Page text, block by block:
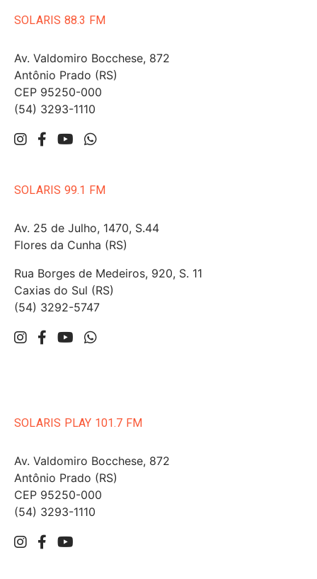
SOLARIS 88.3 FM
Av. Valdomiro Bocchese, 872
Antônio Prado (RS)
CEP 95250-000
(54) 3293-1110
SOLARIS 99.1 FM
Av. 25 de Julho, 1470, S.44
Flores da Cunha (RS)
Rua Borges de Medeiros, 920, S. 11
Caxias do Sul (RS)
(54) 3292-5747
SOLARIS PLAY 101.7 FM
Av. Valdomiro Bocchese, 872
Antônio Prado (RS)
CEP 95250-000
(54) 3293-1110